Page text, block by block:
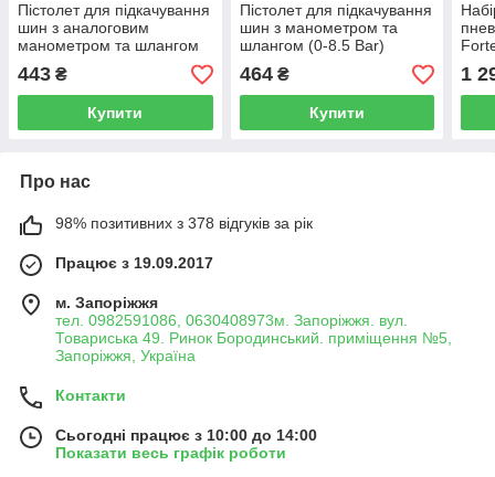
Пістолет для підкачування
шин з аналоговим
манометром та шлангом
(0-12 Bar) RockForce RF-
STG-27
443 ₴
Купити
Пістолет для підкачування
шин з манометром та
шлангом (0-8.5 Bar)
Forsage F-STG-24
464₴
Купити
1
Про нас
98% позитивних з 378 відгуків за рік
Працює з 19.09.2017
м. Запоріжжя
тел. 0982591086, 0630408973м. Запоріжжя. вул.
Товариська 49. Ринок Бородинський. приміщення №5,
Запоріжжя, Україна
Контакти
Сьогодні працює з 10:00 до 14:00
Показати весь графік роботи